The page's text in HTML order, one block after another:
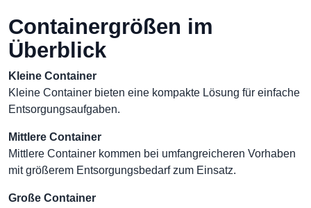
Containergrößen im
Überblick
Kleine Container
Kleine Container bieten eine kompakte Lösung für einfache
Entsorgungsaufgaben.
Mittlere Container
Mittlere Container kommen bei umfangreicheren Vorhaben
mit größerem Entsorgungsbedarf zum Einsatz.
Große Container